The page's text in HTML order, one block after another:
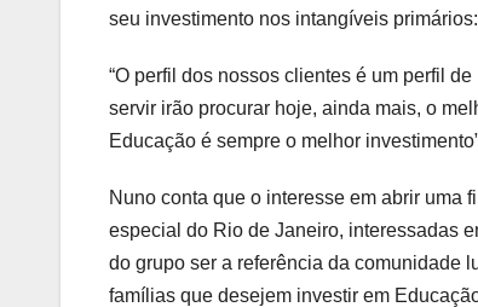
seu investimento nos intangíveis
“O perfil dos nossos clientes é um perfil
servir irão procurar hoje, ainda mais, o
Educação é sempre o melhor
Nuno conta que o interesse em abrir uma
especial do Rio de Janeiro, interessadas
do grupo ser a referência da comunidade
famílias que desejem investir em